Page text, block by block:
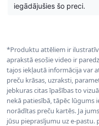
iegādājušies šo preci.
*Produktu attēliem ir
aprakstā esošie video ir
tajos iekļautā informācija var
preču krāsas, uzraksti,
jebkuras citas īpašības to
nekā patiesībā, tāpēc lūgums
norādītas preču kartēs. Ja
jūsu pieprasījumu uz e-pastu.